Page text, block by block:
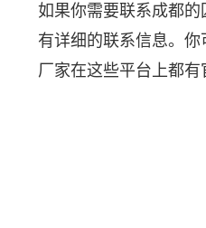
如果你需要联系成都
有详细的联系信息。
厂家在这些平台上都有